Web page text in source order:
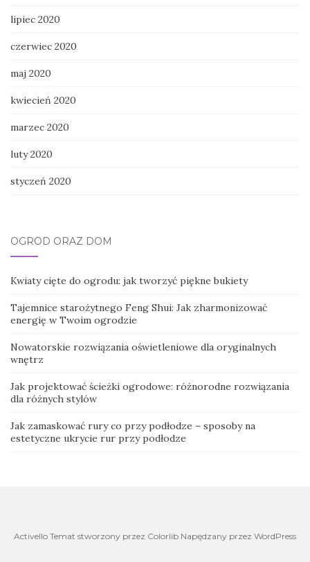
lipiec 2020
czerwiec 2020
maj 2020
kwiecień 2020
marzec 2020
luty 2020
styczeń 2020
OGRÓD ORAZ DOM
Kwiaty cięte do ogrodu: jak tworzyć piękne bukiety
Tajemnice starożytnego Feng Shui: Jak zharmonizować
energię w Twoim ogrodzie
Nowatorskie rozwiązania oświetleniowe dla oryginalnych
wnętrz
Jak projektować ścieżki ogrodowe: różnorodne rozwiązania
dla różnych stylów
Jak zamaskować rury co przy podłodze – sposoby na
estetyczne ukrycie rur przy podłodze
Activello Temat stworzony przez Colorlib Napędzany przez WordPress